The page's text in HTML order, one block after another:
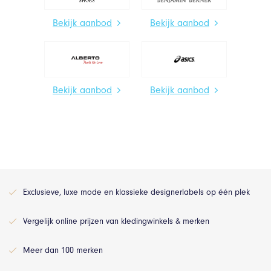
Bekijk aanbod Bekijk aanbod
Bekijk aanbod Bekijk aanbod
Exclusieve, luxe mode en klassieke designerlabels op één plek
Vergelijk online prijzen van kledingwinkels & merken
Meer dan 100 merken